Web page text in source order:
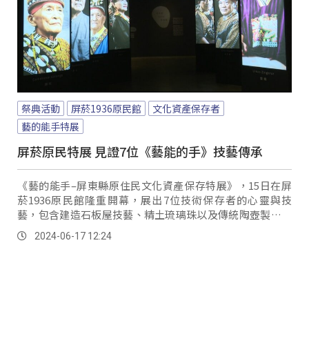
祭典活動 屏菸1936原民館
文化資產保存者
藝的能手特展
屏菸原民特展 見證7位《藝能的手》技藝傳承
《藝的能手–屏東縣原住民文化資產保存特展》，15日在屏
菸1936原民館隆重開幕，展出7位技術保存者的心靈與技
藝，包含建造石板屋技藝、精土琉璃珠以及傳統陶壺製作，
讓觀眾深入了解他們在文化資產保存上的努力不懈與堅持。
2024-06-17 12:24